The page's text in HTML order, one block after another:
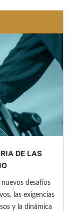
DE LAS
desafíos
las exigencias
y la dinámica